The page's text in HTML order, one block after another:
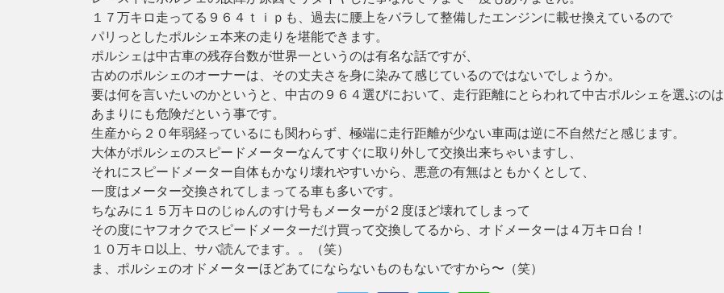
１７万キロ走ってる９６４ｔｉｐも、過去に腰上をバラして整備したエンジンに載せ換えているので
パリっとしたポルシェ本来の走りを堪能できます。
ポルシェは中古車の残存台数が世界一というのは有名な話ですが、
古めのポルシェのオーナーは、その丈夫さを身に染みて感じているのではないでしょうか。
要は何を言いたいのかというと、中古の９６４選びにおいて、走行距離にとらわれて中古ポルシェを選ぶのは
あまりにも危険だという事です。
生産から２０年弱経っているにも関わらず、極端に走行距離が少ない車両は逆に不自然だと感じます。
大体がポルシェのスピードメーターなんてすぐに取り外して交換出来ちゃいますし、
それにスピードメーター自体もかなり壊れやすいから、悪意の有無はともかくとして、
一度はメーター交換されてしまってる車も多いです。
ちなみに１５万キロのじゅんのすけ号もメーターが２度ほど壊れてしまって
その度にヤフオクでスピードメーターだけ買って交換してるから、オドメーターは４万キロ台！
１０万キロ以上、サバ読んでます。。（笑）
ま、ポルシェのオドメーターほどあてにならないものもないですから〜（笑）